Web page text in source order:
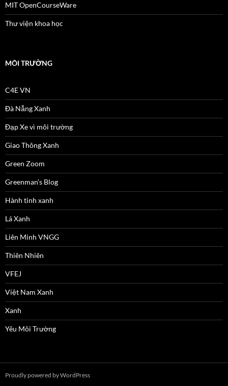
MIT OpenCourseWare
Thư viện khoa học
MÔI TRƯỜNG
C4E VN
Đà Nẵng Xanh
Đạp Xe vì môi trường
Giao Thông Xanh
Green Zoom
Greenman’s Blog
Hành tinh xanh
Lá Xanh
Liên Minh VNGG
Thiên Nhiên
VFEJ
Việt Nam Xanh
Xanh
Yêu Môi Trường
Proudly powered by WordPress